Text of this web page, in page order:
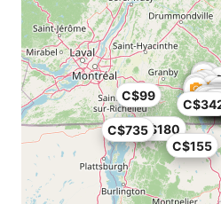
C$99
C$180
C$155
C$735